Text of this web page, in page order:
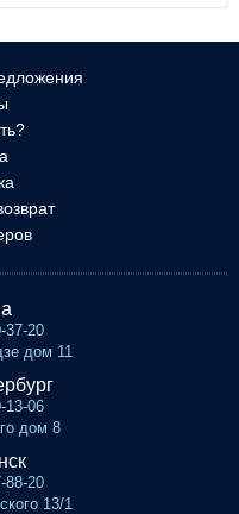
37-20
дом 11
13-06
дом 8
88-20
13/1